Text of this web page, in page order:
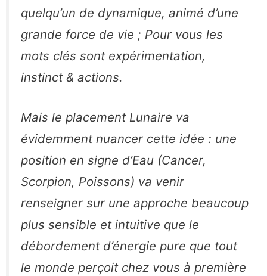
quelqu’un de dynamique, animé d’une
grande force de vie ; Pour vous les
mots clés sont expérimentation,
instinct & actions.
Mais le placement Lunaire va
évidemment nuancer cette idée : une
position en signe d’Eau (Cancer,
Scorpion, Poissons) va venir
renseigner sur une approche beaucoup
plus sensible et intuitive que le
débordement d’énergie pure que tout
le monde perçoit chez vous à première